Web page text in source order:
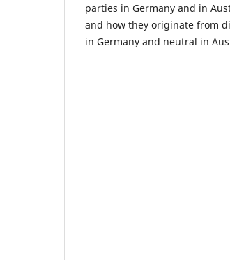
parties in Germany and in
and how they originate from
in Germany and neutral in